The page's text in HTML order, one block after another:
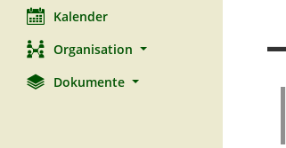
Kalender
Organisation
Dokumente